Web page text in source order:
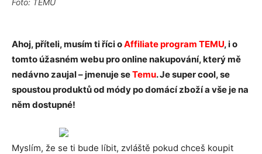
Foto: TEMU
Ahoj, příteli, musím ti říci oAffiliate program TEMU, i o
tomto úžasném webu pro online nakupování, který mě
nedávno zaujal – jmenuje seTemu. Je super cool, se
spoustou produktů od módy po domácí zboží a vše je na
něm dostupné!
Myslím, že se ti bude líbit, zvláště pokud chceš koupit